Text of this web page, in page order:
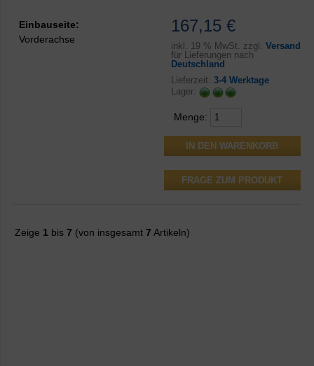
167,15 €
inkl. 19 % MwSt. zzgl. Versand
für Lieferungen nach
Deutschland
Lieferzeit: 3-4 Werktage
Lager:
Menge:
FRAGE ZUM PRODUKT
Einbauseite:
Vorderachse
Zeige 1 bis 7 (von insgesamt 7 Artikeln)